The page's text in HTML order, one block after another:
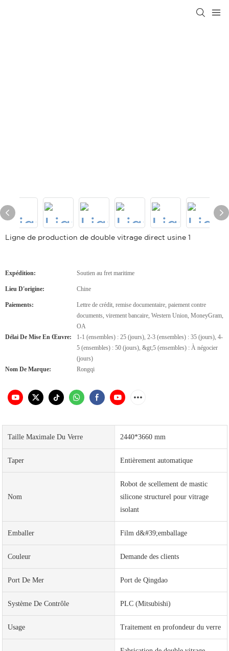
Ligne de production de double vitrage direct usine 1
Expédition: Soutien au fret maritime
Lieu D'origine: Chine
Paiements:
Lettre de crédit, remise documentaire, paiement contre
documents, virement bancaire, Western Union, MoneyGram,
OA
Délai De Mise En Œuvre:
1-1 (ensembles) : 25 (jours), 2-3 (ensembles) : 35 (jours), 4-
5 (ensembles) : 50 (jours), &gt;5 (ensembles) : À négocier
(jours)
Nom De Marque:
Rongqi
Taille Maximale Du Verre 2440*3660 mm
Taper Entièrement automatique
Nom
Robot de scellement de mastic
silicone structurel pour vitrage
isolant
Emballer Film d&#39;emballage
Couleur Demande des clients
Port De Mer Port de Qingdao
Système De Contrôle PLC (Mitsubishi)
Usage Traitement en profondeur du verre